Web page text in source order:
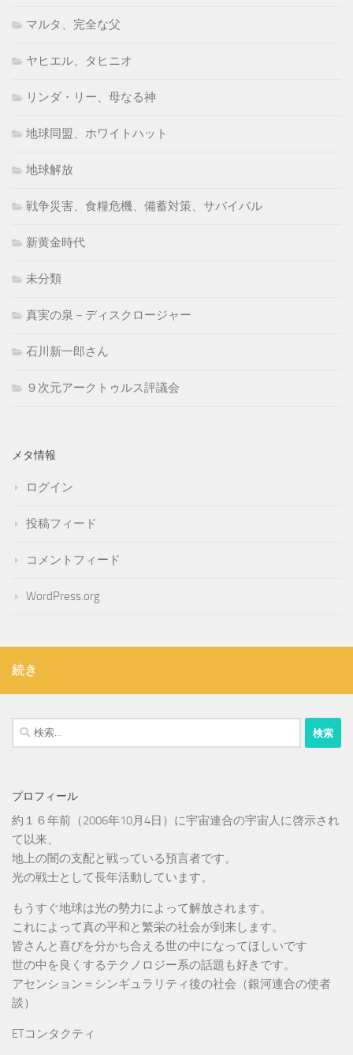
マルタ、完全な父
ヤヒエル、タヒニオ
リンダ・リー、母なる神
地球同盟、ホワイトハット
地球解放
戦争災害、食糧危機、備蓄対策、サバイバル
新黄金時代
未分類
真実の泉－ディスクロージャー
石川新一郎さん
９次元アークトゥルス評議会
メタ情報
ログイン
投稿フィード
コメントフィード
WordPress.org
続き
検
索:
プロフィール
約１６年前（2006年10月4日）に宇宙連合の宇宙人に啓示され
て以来、
地上の闇の支配と戦っている預言者です。
光の戦士として長年活動しています。
もうすぐ地球は光の勢力によって解放されます。
これによって真の平和と繁栄の社会が到来します。
皆さんと喜びを分かち合える世の中になってほしいです
世の中を良くするテクノロジー系の話題も好きです。
アセンション＝シンギュラリティ後の社会（銀河連合の使者
談）
ETコンタクティ